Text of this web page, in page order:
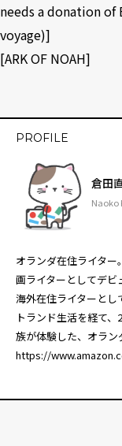
needs a donation
voyage)]
[ARK OF NOAH]
PROFILE
倉田
Naoko
オランダ在住ライタ
画ライターとしてデ
海外在住ライターとし
トランド生活を経て
族が体験した、オラン
https://